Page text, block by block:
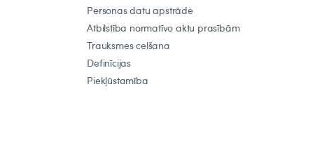
Personas datu apstrāde
Atbilstība normatīvo aktu prasībām
Trauksmes celšana
Definīcijas
Piekļūstamība